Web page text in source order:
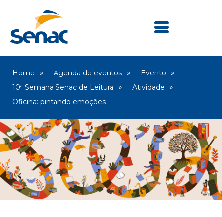
Home Agenda de eventos
Evento
10ª Semana Senac de Leitura
Atividade
Oficina: pintando emoções